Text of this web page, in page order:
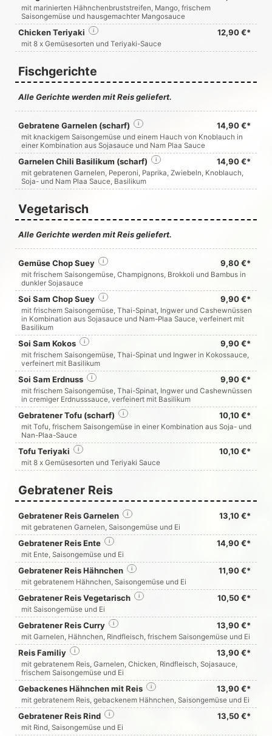
mit marinierten Hähnchenbruststreifen, Mango, frischem
Saisongemüse und hausgemachter Mangosauce
Chicken Teriyaki 12,90 €*
i
mit 8 x Gemüsesorten und Teriyaki-Sauce
Fischgerichte
Alle Gerichte werden mit Reis geliefert.
Gebratene Garnelen (scharf) 14,90 €*
i
mit knackigem Saisongemüse und einem Hauch von Knoblauch in
einer Kombination aus Sojasauce und Nam Plaa Sauce
Garnelen Chili Basilikum (scharf) 14,90 €*
i
mit gebratenen Garnelen, Peperoni, Paprika, Zwiebeln, Knoblauch,
Soja- und Nam Plaa Sauce, Basilikum
Vegetarisch
Alle Gerichte werden mit Reis geliefert.
Gemüse Chop Suey 9,80 €*
i
mit frischem Saisongemüse, Champignons, Brokkoli und Bambus in
dunkler Sojasauce
Soi Sam Chop Suey 9,90 €*
i
mit frischem Saisongemüse, Thai-Spinat, Ingwer und Cashewnüssen
in Kombination aus Sojasauce und Nam-Plaa Sauce, verfeinert mit
Basilikum
Soi Sam Kokos 9,90 €*
i
mit frischem Saisongemüse, Thai-Spinat und Ingwer in Kokossauce,
verfeinert mit Basilikum
Soi Sam Erdnuss 9,90 €*
i
mit frischem Saisongemüse, Thai-Spinat, Ingwer und Cashewnüssen
in cremiger Erdnusssauce, verfeinert mit Basilikum
Gebratener Tofu (scharf) 10,10 €*
i
mit Tofu, frischem Saisongemüse in einer Kombination aus Soja- und
Nan-Plaa-Sauce
Tofu Teriyaki 10,10 €*
i
mit 8 x Gemüsesorten und Teriyaki Sauce
Gebratener Reis
Gebratener Reis Garnelen 13,10 €*
i
mit gebratenen Garnelen, Saisongemüse und Ei
Gebratener Reis Ente 14,90 €*
i
mit Ente, Saisongemüse und Ei
Gebratener Reis Hähnchen 11,90 €*
i
mit gebratenem Hähnchen, Saisongemüse und Ei
Gebratener Reis Vegetarisch 10,50 €*
i
mit Saisongemüse und Ei
Gebratener Reis Curry 13,90 €*
i
mit Garnelen, Hähnchen, Rindfleisch, frischem Saisongemüse und Ei
Reis Familiy 13,90 €*
i
mit gebratenem Reis, Garnelen, Chicken, Rindfleisch, Sojasauce,
frischem Saisongemüse und Ei
Gebackenes Hähnchen mit Reis 13,90 €*
i
mit gebratenem Reis, gebackenem Hähnchen, Saisongemüse und Ei
Gebratener Reis Rind 13,50 €*
i
mit Rind, Saisongemüse und Ei